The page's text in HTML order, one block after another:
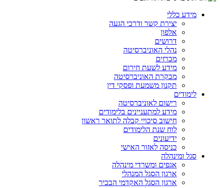
מידע כללי
יצירת קשר ודרכי הגעה
אלפון
דרושים
נהלי האוניברסיטה
מכרזים
מידע לשעת חירום
מבקרת האוניברסיטה
תקנון משמעת ופסקי דין
לימודים
רישום לאוניברסיטה
מידע למתעניינים בלימודים
חישוב סיכויי קבלה לתואר ראשון
לוח שנת הלימודים
ידיעונים
כניסה לאזור האישי
סגל ומינהלה
אגפים ומשרדי מינהלה
ארגון הסגל המנהלי
ארגון הסגל האקדמי הבכיר